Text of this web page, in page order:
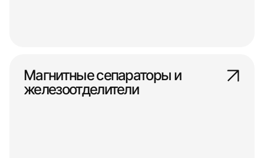
Магнитные сепараторы и
железоотделители